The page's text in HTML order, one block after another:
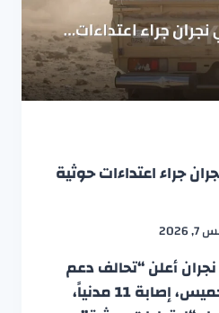
في نجران جراء اعتداءات حوثية
أعلن “تحالف دعم
الشرعية باليمن”، الخميس، إصابة 11 مدنياً،